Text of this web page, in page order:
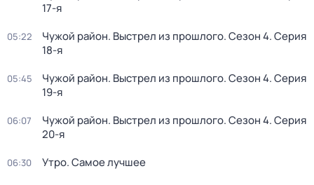
17-я
05:22 Чужой район. Выстрел из прошлого. Сезон 4. Серия
18-я
05:45 Чужой район. Выстрел из прошлого. Сезон 4. Серия
19-я
06:07 Чужой район. Выстрел из прошлого. Сезон 4. Серия
20-я
06:30 Утро. Самое лучшее